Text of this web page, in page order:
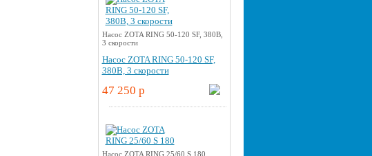
Насос ZOTA RING 50-120 SF, 380В,
3 скорости
Насос ZOTA RING 50-120 SF,
380В, 3 скорости
47 250 p
Насос ZOTA RING 25/60 S 180